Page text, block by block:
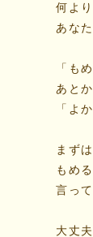
何よ
あな
「も
あと
「よ
まず
もめ
言っ
大丈夫